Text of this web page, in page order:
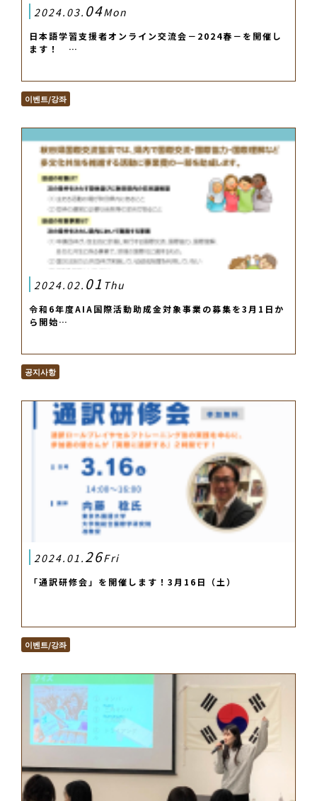
2024.03. 04Mon
日本語学習支援者オンライン交流会－2024春－を開催し
ます！ …
이벤트/강좌
2024.02. 01 Thu
令和6年度AIA国際活動助成金対象事業の募集を3月1日か
ら開始…
공지사항
2024.01. 26Fri
「通訳研修会」を開催します！3月16日（土）
이벤트/강좌